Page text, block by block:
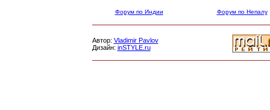
Форум по Индии Форум по Непалу
Автор: Vladimir Pavlov
Дизайн: inSTYLE.ru